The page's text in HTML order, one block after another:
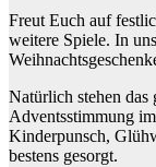
Freut Euch auf
weitere Spiele. In
Natürlich stehen das
Adventsstimmung
Kinderpunsch,
bestens gesorgt.